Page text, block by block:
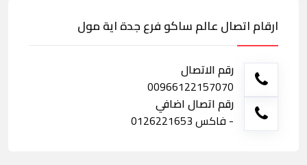
ارقام اتصال عالم ساكو فرع جدة اية مول
رقم الاتصال
00966122157070
رقم اتصال اضافي
- فاكس 0126221653